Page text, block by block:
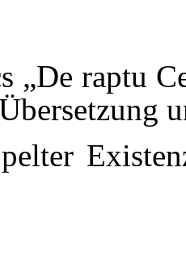
„De raptu